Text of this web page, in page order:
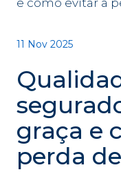
11 Nov 2025
graça e
perda